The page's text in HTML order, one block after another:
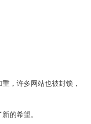
，许多网站也被封锁，
的希望。